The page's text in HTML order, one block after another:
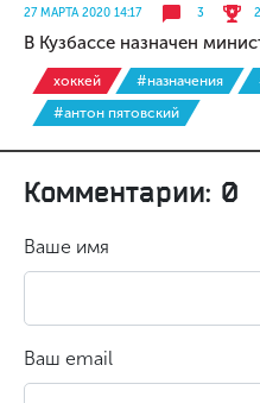
27 МАРТА 2020 14:17 3
В Кузбассе назначен
хоккей #назначения
#антон пятовский
Комментарии: 0
Ваше имя
Ваш email